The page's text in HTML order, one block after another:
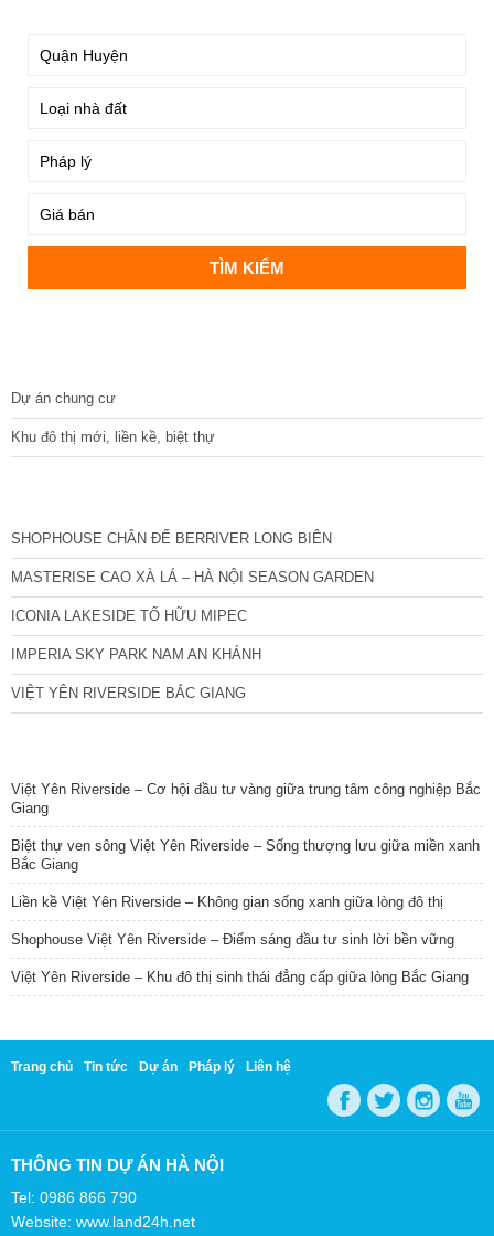
Dự án chung cư
Khu đô thị mới, liền kề, biệt thự
SHOPHOUSE CHÂN ĐẾ BERRIVER LONG BIÊN
MASTERISE CAO XÀ LÁ – HÀ NỘI SEASON GARDEN
ICONIA LAKESIDE TỐ HỮU MIPEC
IMPERIA SKY PARK NAM AN KHÁNH
VIỆT YÊN RIVERSIDE BẮC GIANG
Việt Yên Riverside – Cơ hội đầu tư vàng giữa trung tâm công nghiệp Bắc
Giang
Biệt thự ven sông Việt Yên Riverside – Sống thượng lưu giữa miền xanh
Bắc Giang
Liền kề Việt Yên Riverside – Không gian sống xanh giữa lòng đô thị
Shophouse Việt Yên Riverside – Điểm sáng đầu tư sinh lời bền vững
Việt Yên Riverside – Khu đô thị sinh thái đẳng cấp giữa lòng Bắc Giang
Trang chủ Tin tức Dự án Pháp lý Liên hệ
THÔNG TIN DỰ ÁN HÀ NỘI
Tel: 0986 866 790
Website: www.land24h.net